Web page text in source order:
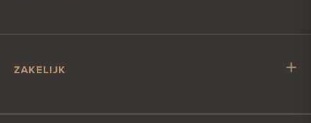
Account & betalen
Klantcontact?
ZAKELIJK